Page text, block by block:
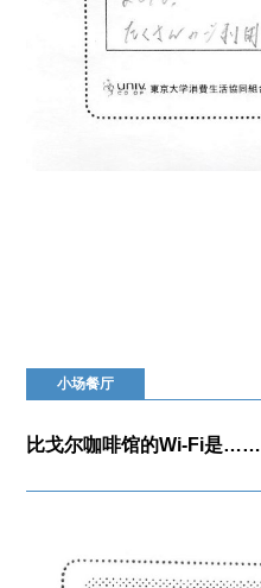
小场餐厅
比戈尔咖啡馆的Wi-Fi是……